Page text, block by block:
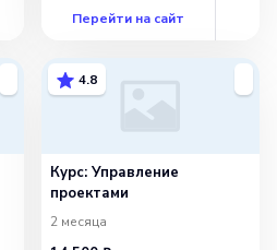
Перейти на сайт
4.8
Курс: Управление
проектами
2 месяца